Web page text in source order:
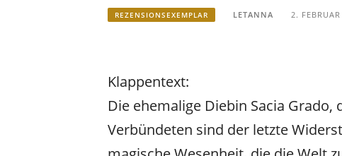
REZENSIONSEXEMPLAR LETANNA 2.
Klappentext:
Die ehemalige Diebin Sacia
Verbündeten sind der letzte